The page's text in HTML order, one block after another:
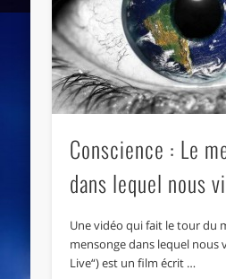
Conscience : Le
dans lequel nous
Une vidéo qui fait le tour du
mensonge dans lequel nous
Live“) est un film écrit …